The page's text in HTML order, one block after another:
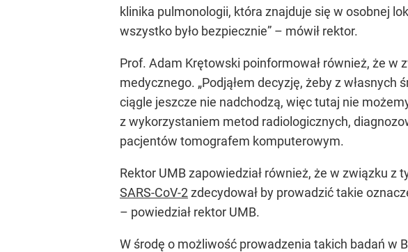
klinika pulmonologii, która znajduje się w osobnej
wszystko było bezpiecznie” – mówił rektor.
Prof. Adam Krętowski poinformował również, że w
medycznego. „Podjąłem decyzję, żeby z
ciągle jeszcze nie nadchodzą, więc tutaj nie
z wykorzystaniem metod radiologicznych,
pacjentów tomografem komputerowym.
Rektor UMB zapowiedział również, że w związku
SARS-CoV-2zdecydował by prowadzić takie
– powiedział rektor UMB.
W środę o możliwość prowadzenia takich badań w